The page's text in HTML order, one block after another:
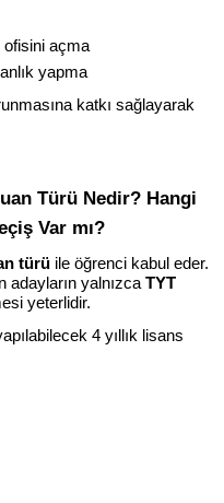
ofisini açma
yapma
katkı sağlayarak
Türü Nedir? Hangi
Var mı?
türü ile öğrenci kabul eder.
adayların yalnızca TYT
yeterlidir.
4 yıllık lisans